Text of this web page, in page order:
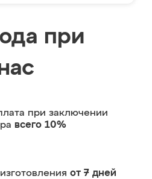
при
при заключении
всего 10%
от 7 дней